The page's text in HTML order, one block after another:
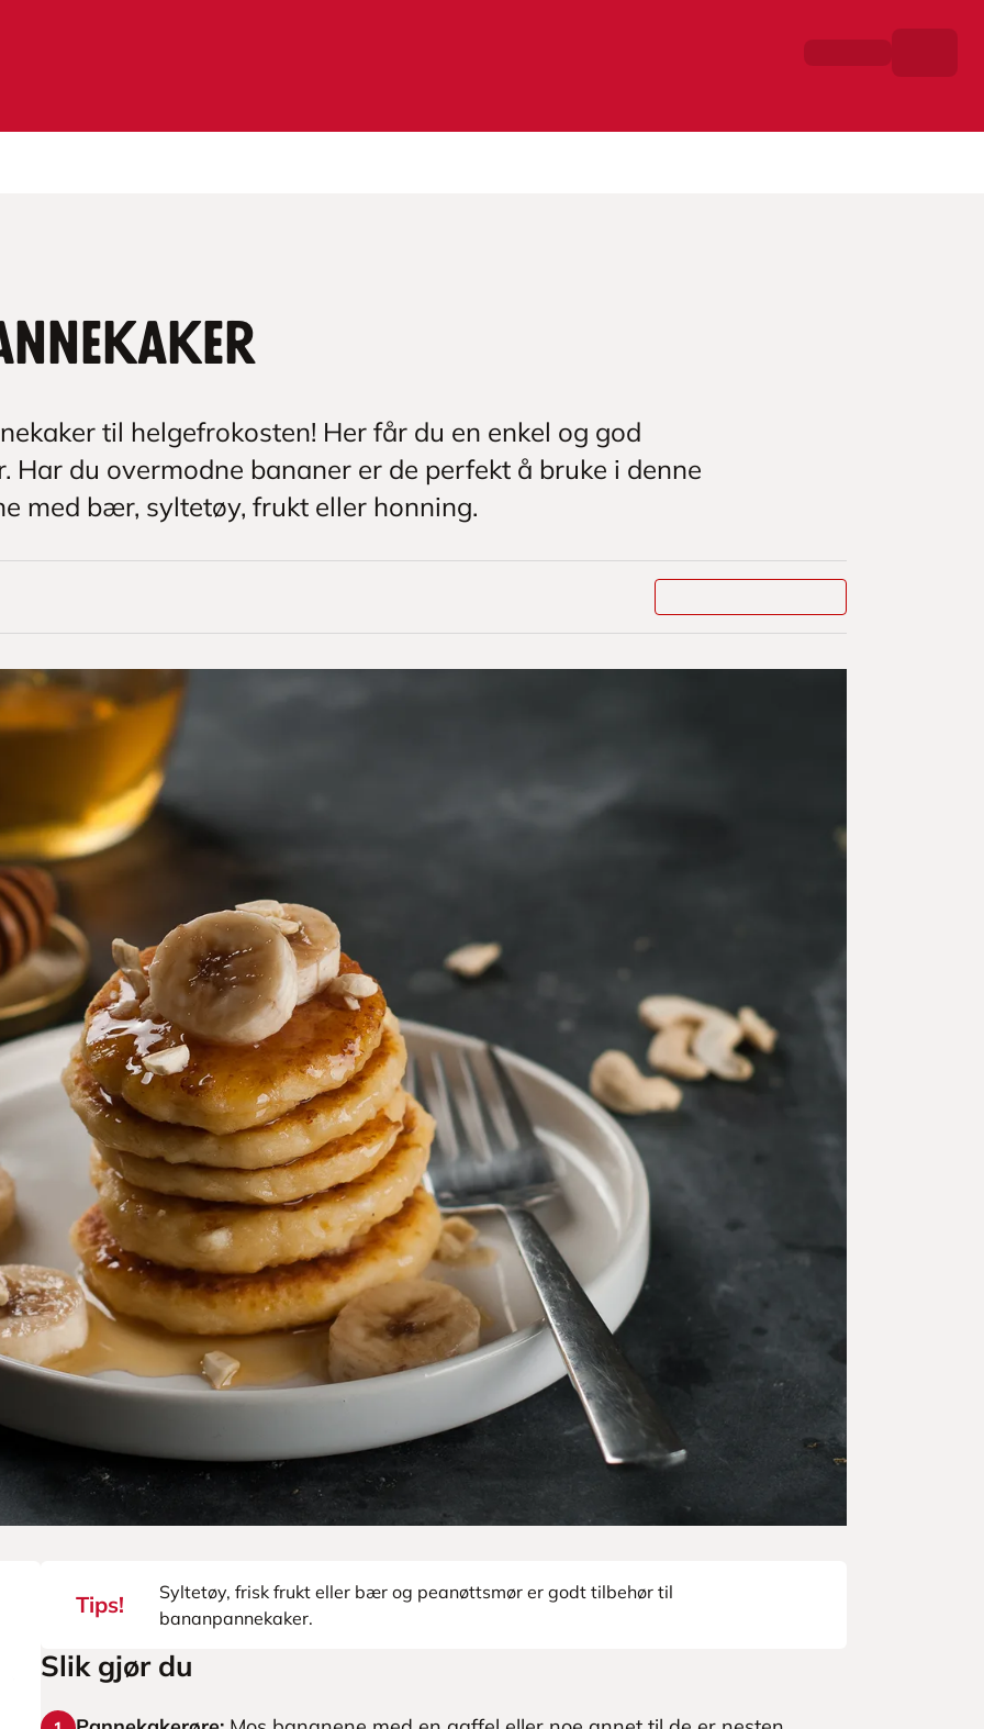
til helgefrokosten! Her får du en enkel og god
Har du overmodne bananer er de perfekt å bruke i denne
med bær, syltetøy, frukt eller honning.
Tips!
Syltetøy, frisk frukt eller bær og peanøttsmør er godt tilbehør til
bananpannekaker.
Slik gjør du